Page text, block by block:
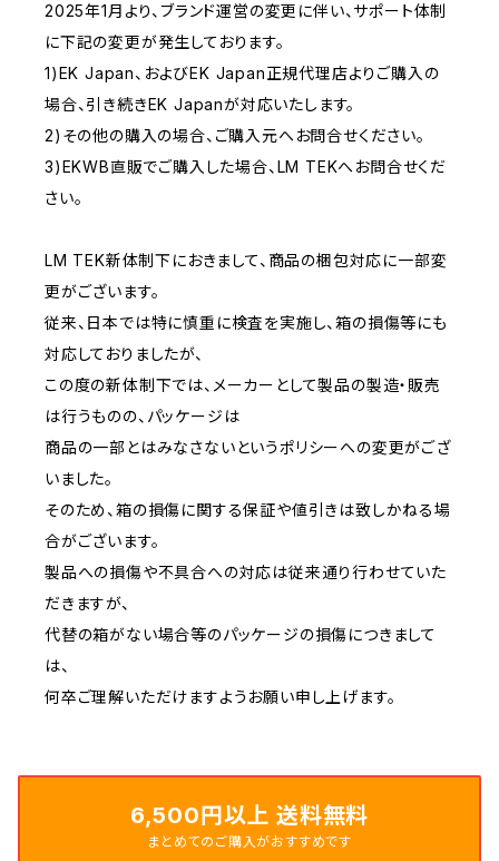
2025年1月より、ブランド運営の変更に伴い、サポート体制
に下記の変更が発生しております。
1)EK Japan、およびEK Japan正規代理店よりご購入の
場合、引き続きEK Japanが対応いたします。
2)その他の購入の場合、ご購入元へお問合せください。
3)EKWB直販でご購入した場合、LM TEKへお問合せくだ
さい。
LM TEK新体制下におきまして、商品の梱包対応に一部変
更がございます。
従来、日本では特に慎重に検査を実施し、箱の損傷等にも
対応しておりましたが、
この度の新体制下では、メーカーとして製品の製造・販売
は行うものの、パッケージは
商品の一部とはみなさないというポリシーへの変更がござ
いました。
そのため、箱の損傷に関する保証や値引きは致しかねる場
合がございます。
製品への損傷や不具合への対応は従来通り行わせていた
だきますが、
代替の箱がない場合等のパッケージの損傷につきまして
は、
何卒ご理解いただけますようお願い申し上げます。
6,500円以上 送料無料
まとめてのご購入がおすすめです